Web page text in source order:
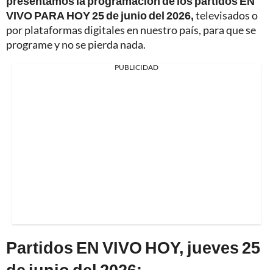
VIVO PARA HOY 25 de junio del 2026,televisados o
por plataformas digitales en nuestro país, para que se
programe y no se pierda nada.
PUBLICIDAD
Partidos EN VIVO HOY, jueves 25